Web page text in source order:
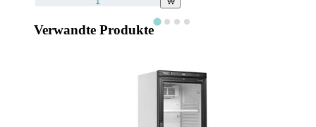
Verwandte Produkte